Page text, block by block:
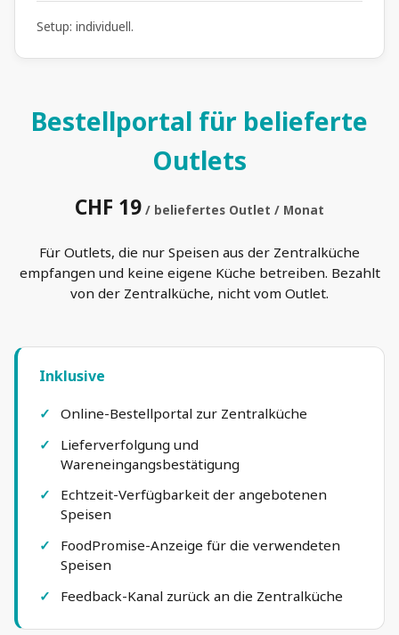
Setup: individuell.
Bestellportal für belieferte
Outlets
CHF 19 / beliefertes Outlet / Monat
Für Outlets, die nur Speisen aus der Zentralküche
empfangen und keine eigene Küche betreiben. Bezahlt
von der Zentralküche, nicht vom Outlet.
Inklusive
Online-Bestellportal zur Zentralküche
Lieferverfolgung und
Wareneingangsbestätigung
Echtzeit-Verfügbarkeit der angebotenen
Speisen
FoodPromise-Anzeige für die verwendeten
Speisen
Feedback-Kanal zurück an die Zentralküche